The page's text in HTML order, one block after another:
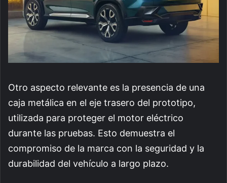
Otro aspecto relevante es la presencia de una
caja metálica en el eje trasero del prototipo,
utilizada para proteger el motor eléctrico
durante las pruebas. Esto demuestra el
compromiso de la marca con la seguridad y la
durabilidad del vehículo a largo plazo.